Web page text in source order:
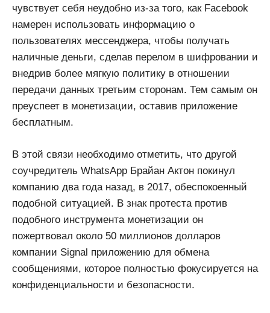
чувствует себя неудобно из-за того, как Facebook
намерен использовать информацию о
пользователях мессенджера, чтобы получать
наличные деньги, сделав перелом в шифровании и
внедрив более мягкую политику в отношении
передачи данных третьим сторонам. Тем самым он
преуспеет в монетизации, оставив приложение
бесплатным.
В этой связи необходимо отметить, что другой
соучредитель WhatsApp Брайан Актон покинул
компанию два года назад, в 2017, обеспокоенный
подобной ситуацией. В знак протеста против
подобного инструмента монетизации он
пожертвовал около 50 миллионов долларов
компании Signal приложению для обмена
сообщениями, которое полностью фокусируется на
конфиденциальности и безопасности.